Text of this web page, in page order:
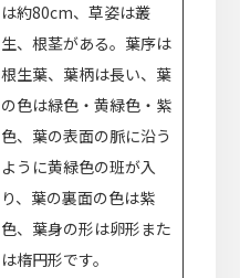
は約80cm、草姿は叢
生、根茎がある。葉序は
根生葉、葉柄は長い、葉
の色は緑色・黄緑色・紫
色、葉の表面の脈に沿う
ように黄緑色の班が入
り、葉の裏面の色は紫
色、葉身の形は卵形また
は楕円形です。